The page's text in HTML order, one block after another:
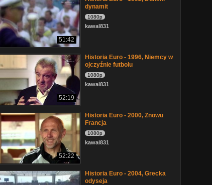
51:42
dynamit
1080p
kawal831
52:19
Historia Euro - 1996, Niemcy w
ojczyźnie futbolu
1080p
kawal831
52:22
Historia Euro - 2000, Znowu
Francja
1080p
kawal831
Historia Euro - 2004, Grecka
odyseja